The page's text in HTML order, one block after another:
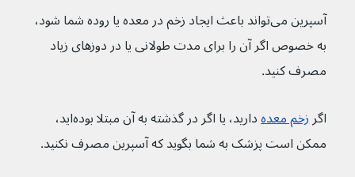
آسپرین می‌تواند باعث ایجاد زخم در معده یا روده شما شود،
به خصوص اگر آن را برای مدت طولانی یا در دوزهای زیاد
مصرف کنید.
اگر زخم معده
دارید، یا اگر در گذشته به آن مبتلا بوده‌اید،
ممکن است پزشک به شما بگوید که آسپرین مصرف نکنید.